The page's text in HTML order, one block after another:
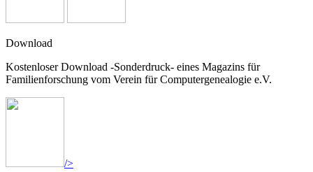
Download
Kostenloser Download -Sonderdruck- eines Magazins für
Familienforschung vom Verein für Computergenealogie e.V.
/>